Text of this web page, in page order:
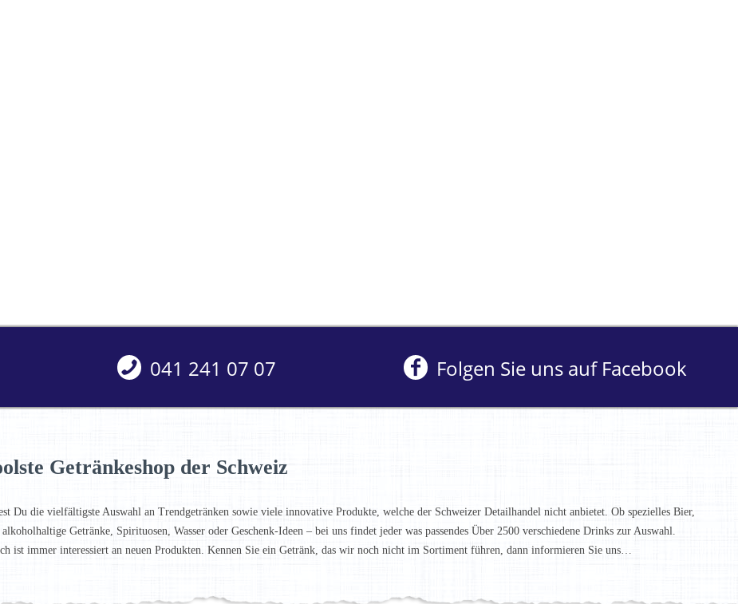
041 241 07 07 Folgen Sie uns auf Facebook
Getränkeshop der Schweiz
Du die vielfältigste Auswahl an Trendgetränken sowie viele innovative Produkte, welche der Schweizer Detailhandel nicht anbietet. Ob spezielles Bier,
Getränke, Spirituosen, Wasser oder Geschenk-Ideen – bei uns findet jeder was passendes Über 2500 verschiedene Drinks zur Auswahl.
ist immer interessiert an neuen Produkten. Kennen Sie ein Getränk, das wir noch nicht im Sortiment führen, dann informieren Sie uns…